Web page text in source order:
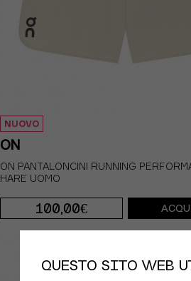
NUOVO
ON
ON PANTALONCINI RUNNING
HARE UOMO
100,00€
M L XL
QUESTO SITO WEB